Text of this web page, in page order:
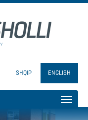
SHQIP ENGLISH